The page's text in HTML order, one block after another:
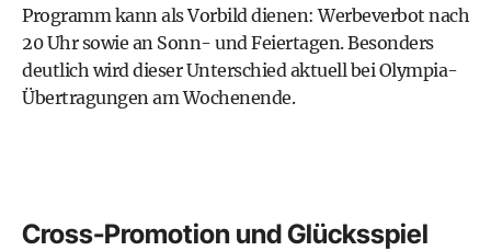
Programm kann als Vorbild dienen: Werbeverbot nach
20 Uhr sowie an Sonn- und Feiertagen. Besonders
deutlich wird dieser Unterschied aktuell bei Olympia-
Übertragungen am Wochenende.
Cross-Promotion und Glücksspiel